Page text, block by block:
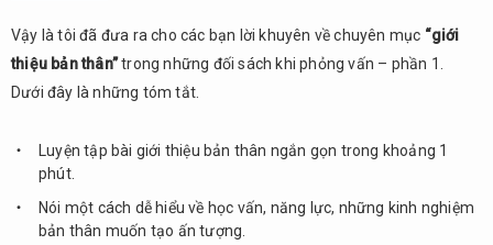
Vậy là tôi đã đưa ra cho các bạn lời khuyên về chuyên mục “giới
thiệu bản thân”trong những đối sách khi phỏng vấn – phần 1.
Dưới đây là những tóm tắt.
Luyện tập bài giới thiệu bản thân ngắn gọn trong khoảng 1
phút.
Nói một cách dễ hiểu về học vấn, năng lực, những kinh nghiệm
bản thân muốn tạo ấn tượng.